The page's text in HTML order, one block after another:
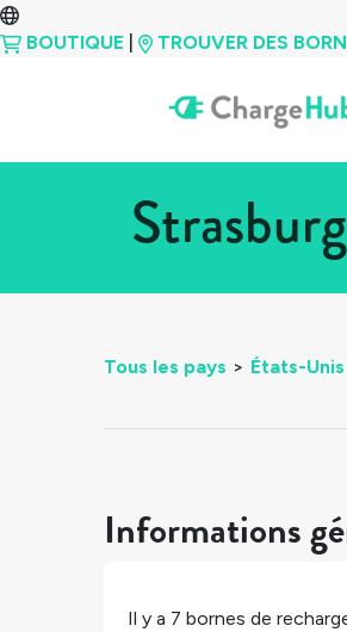
BOUTIQUE
TROUVER DES
Tous les pays > États-Unis
Informations
Il y a 7 bornes de